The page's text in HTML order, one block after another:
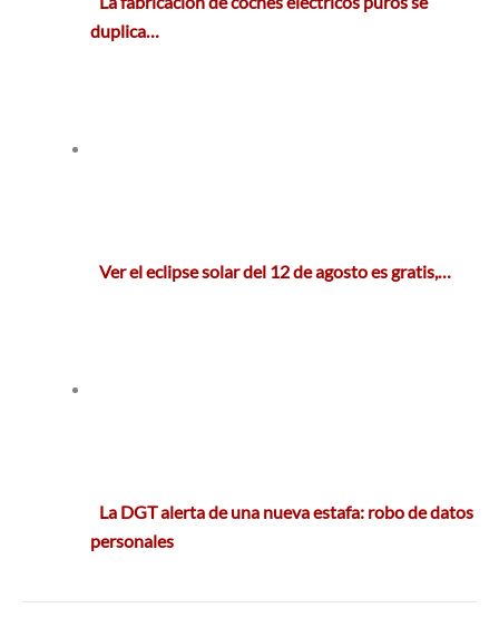
duplica…
Ver el eclipse solar del 12 de agosto es gratis,…
La DGT alerta de una nueva estafa: robo de datos
personales